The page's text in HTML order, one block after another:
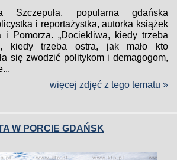
Szczepuła, popularna gdańska
i reportażystka, autorka książek
i Pomorza. „Dociekliwa, kiedy trzeba
kiedy trzeba ostra, jak mało kto
się zwodzić politykom i demagogom,
więcej zdjęć z tego tematu »
W PORCIE GDAŃSK